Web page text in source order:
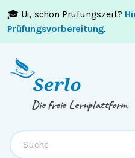
🎓 Ui, schon Prüfungszeit?
Prüfungsvorbereitung.
Springe zumInhaltoder
Die freie Lernplattform